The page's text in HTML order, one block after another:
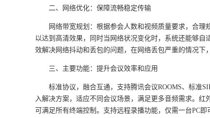
二、网络优化：保障流畅稳定传输
网络带宽规划：根据参会人数和视频质量要求，合
以达到高清效果，同时当网络状况变化时，系统还能够
效解决网络抖动和丢包的问题，在网络丢包严重的情况下
三、主要功能：提升会议效率和应用
标准协议，融合互通，支持腾讯会议ROOMS、标准
入解决方案，适应不同会议场景，满足更多音频需求。
可满足所有终端控制。支持远程录播功能，仅需一台PC即